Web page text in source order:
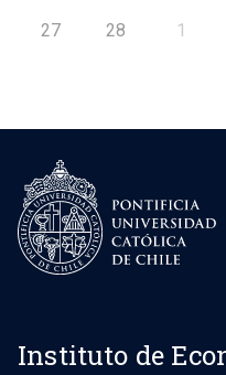
27 28 1
Instituto de